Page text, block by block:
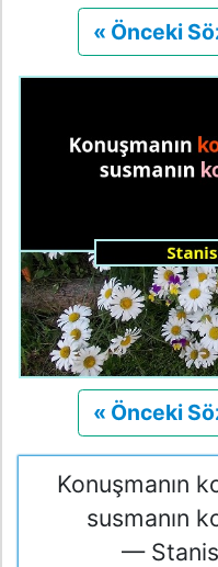
« Önceki
« Önceki
Konuşmanın
susmanın
—